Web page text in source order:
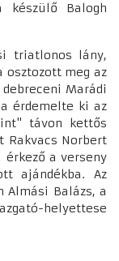
készülő Balogh
triatlonos lány,
osztozott meg az
Marádi
érdemelte ki az
távon kettős
Norbert
érkező a verseny
ajándékba. Az
Almási Balázs, a
helyettese